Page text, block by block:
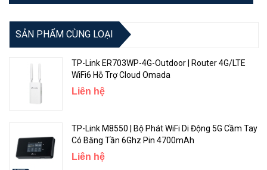
thời gian dài mà không phải lo lắng về hiệu suất và tuổi thọ.
SẢN PHẨM CÙNG LOẠI
TP-Link ER703WP-4G-Outdoor | Router 4G/LTE
WiFi6 Hỗ Trợ Cloud Omada
Liên hệ
TP-Link M8550 | Bộ Phát WiFi Di Động 5G Cầm Tay
Có Băng Tần 6Ghz Pin 4700mAh
Liên hệ